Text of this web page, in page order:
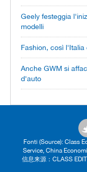
Geely festeggia
modelli
Fashion, così
Anche GWM si
d'auto
Fonti (Source): Class
Service, China
信息来源：CLASS